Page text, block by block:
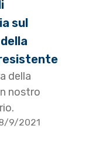
sul
della
nostro
9/2021